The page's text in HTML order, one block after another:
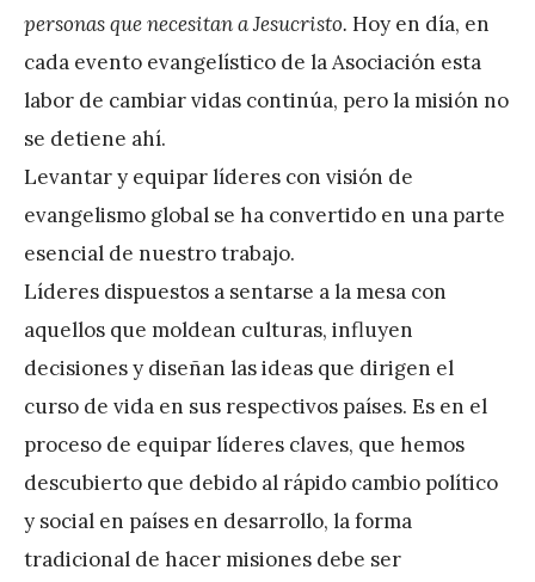
personas que necesitan a Jesucristo. Hoy en día, en
cada evento evangelístico de la Asociación esta
labor de cambiar vidas continúa, pero la misión no
se detiene ahí.
Levantar y equipar líderes con visión de
evangelismo global se ha convertido en una parte
esencial de nuestro trabajo.
Líderes dispuestos a sentarse a la mesa con
aquellos que moldean culturas, influyen
decisiones y diseñan las ideas que dirigen el
curso de vida en sus respectivos países. Es en el
proceso de equipar líderes claves, que hemos
descubierto que debido al rápido cambio político
y social en países en desarrollo, la forma
tradicional de hacer misiones debe ser